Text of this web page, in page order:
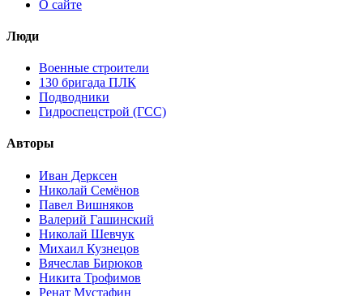
О сайте
Люди
Военные строители
130 бригада ПЛК
Подводники
Гидроспецстрой (ГСС)
Авторы
Иван Дерксен
Николай Семёнов
Павел Вишняков
Валерий Гашинский
Николай Шевчук
Михаил Кузнецов
Вячеслав Бирюков
Никита Трофимов
Ренат Мустафин